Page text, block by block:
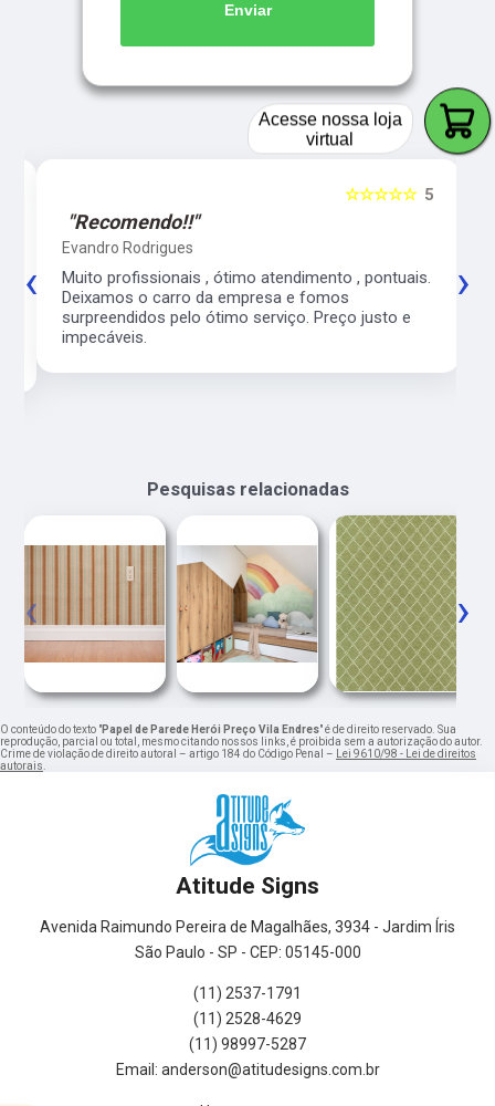
Enviar
5
☆☆☆☆☆
"Recomendo!!"
Evandro Rodrigues
Muito profissionais , ótimo atendimento , pontuais.
Deixamos o carro da empresa e fomos
surpreendidos pelo ótimo serviço. Preço justo e
impecáveis.
‹ ›
Pesquisas relacionadas
‹ ›
O conteúdo do texto "Papel de Parede Herói Preço Vila Endres" é de direito reservado. Sua
reprodução, parcial ou total, mesmo citando nossos links, é proibida sem a autorização do autor.
Crime de violação de direito autoral – artigo 184 do Código Penal – Lei 9610/98 - Lei de direitos
autorais.
Atitude Signs
Avenida Raimundo Pereira de Magalhães, 3934 - Jardim Íris
São Paulo - SP - CEP: 05145-000
(11) 2537-1791
(11) 2528-4629
(11) 98997-5287
Acesse nossa loja
virtual